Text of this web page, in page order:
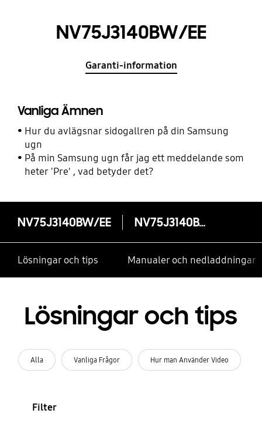
NV75J3140BW/EE
Garanti-information
Vanliga Ämnen
Hur du avlägsnar sidogallren på din Samsung
ugn
På min Samsung ugn får jag ett meddelande som
heter 'Pre' , vad betyder det?
NV75J3140BW/EE NV75J3140BW/EE
Lösningar och tips Manualer och nedladdningar
Lösningar och tips
Alla Vanliga Frågor Hur man Använder Video
Filter